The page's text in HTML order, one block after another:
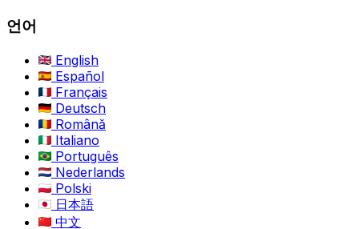
언어
English
Español
Français
Deutsch
Română
Italiano
Português
Nederlands
Polski
日本語
中文